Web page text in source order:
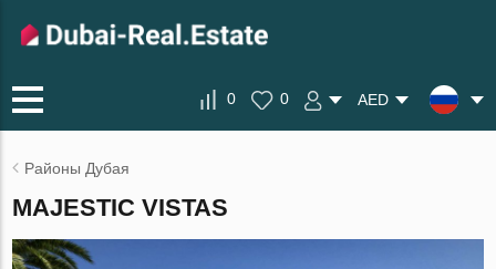
0 0 AED
Районы Дубая
MAJESTIC VISTAS